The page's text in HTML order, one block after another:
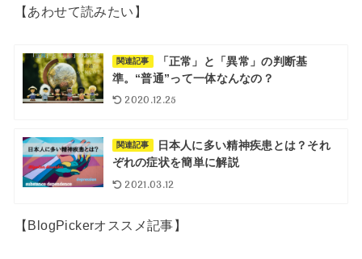
【あわせて読みたい】
関連記事
「正常」と「異常」の判断基
準。“普通”って一体なんなの？
2020.12.25
関連記事
日本人に多い精神疾患とは？それ
ぞれの症状を簡単に解説
2021.03.12
【BlogPickerオススメ記事】